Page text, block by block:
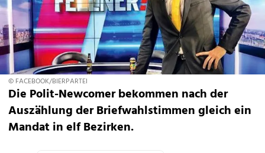
© FACEBOOK/BIERPARTEI
Die Polit-Newcomer bekommen nach der
Auszählung der Briefwahlstimmen gleich ein
Mandat in elf Bezirken.